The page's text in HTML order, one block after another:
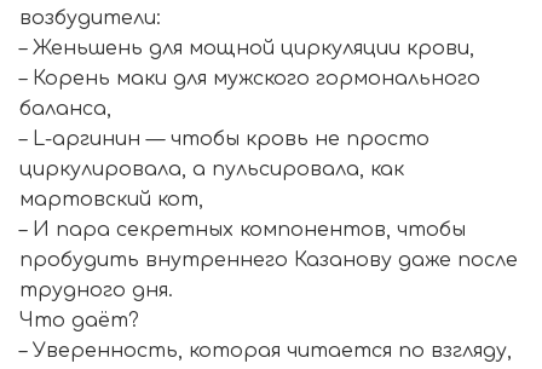
возбудители:
– Женьшень для мощной циркуляции крови,
– Корень маки для мужского гормонального
баланса,
– L-аргинин — чтобы кровь не просто
циркулировала, а пульсировала, как
мартовский кот,
– И пара секретных компонентов, чтобы
пробудить внутреннего Казанову даже после
трудного дня.
Что даёт?
– Уверенность, которая читается по взгляду,